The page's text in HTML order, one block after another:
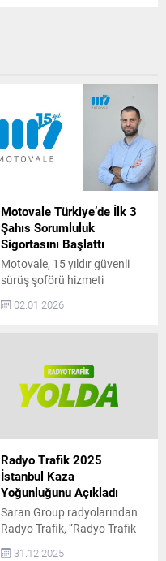
Motovale Türkiye’de İlk 3
Şahıs Sorumluluk
Sigortasını Başlattı
Motovale, 15 yıldır güvenli
sürüş şoförü hizmeti
kapsamlı 3. Şahıs
ediyor. 2009 yılında araç
sahiplerine güvenli ve
konforlu ulaşım alternatifi
Motovale, farklı sebeplerle
araç kullanamayan kişilere
deneyimli şoförler eşliğinde
özel sürüş hizmeti...
02.01.2026
Radyo Trafik 2025
İstanbul Kaza
Yoğunluğunu Açıkladı
Saran Group radyolarından
Radyo Trafik, “Radyo Trafik
Yolda” navigasyon
31.12.2025